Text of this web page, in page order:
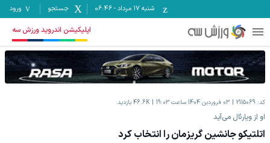
شنبه ۱۷ مرداد -
06:46 جستجو ورود
اپلیکیشن اندروید ورزش سه
کد: 2115069 03 فروردين 1404 ساعت 19:03 46.6K بازدید
او از ویارئال می‌آید
اتلتیکو جانشین گریزمان را انتخاب کرد